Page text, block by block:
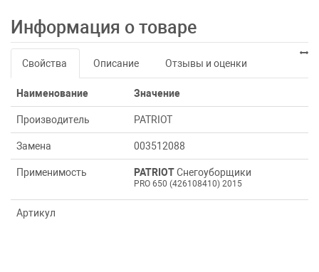
Информация о товаре
Свойства Описание Отзывы и оценки
Наименование Значение
Производитель PATRIOT
Замена 003512088
Применимость PATRIOTСнегоуборщики
PRO 650 (426108410) 2015
Артикул